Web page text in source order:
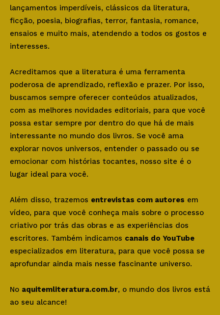
lançamentos imperdíveis, clássicos da literatura,
ficção, poesia, biografias, terror, fantasia, romance,
ensaios e muito mais, atendendo a todos os gostos e
interesses.
Acreditamos que a literatura é uma ferramenta
poderosa de aprendizado, reflexão e prazer. Por isso,
buscamos sempre oferecer conteúdos atualizados,
com as melhores novidades editoriais, para que você
possa estar sempre por dentro do que há de mais
interessante no mundo dos livros. Se você ama
explorar novos universos, entender o passado ou se
emocionar com histórias tocantes, nosso site é o
lugar ideal para você.
Além disso, trazemos entrevistas com autores em
vídeo, para que você conheça mais sobre o processo
criativo por trás das obras e as experiências dos
escritores. Também indicamos canais do YouTube
especializados em literatura, para que você possa se
aprofundar ainda mais nesse fascinante universo.
No aquitemliteratura.com.br, o mundo dos livros está
ao seu alcance!